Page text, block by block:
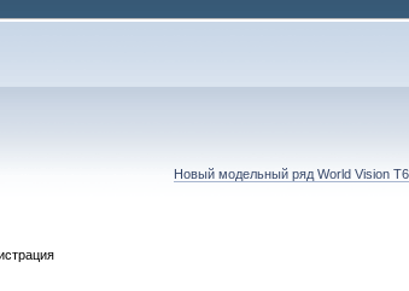
Новый модельный ряд World Vision